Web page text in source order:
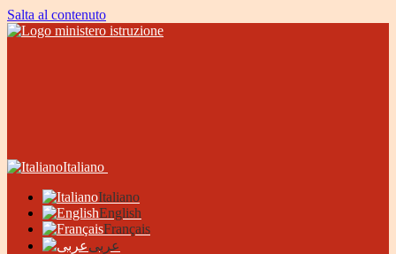
Salta al contenuto
Italiano
Italiano
English
Français
عربى